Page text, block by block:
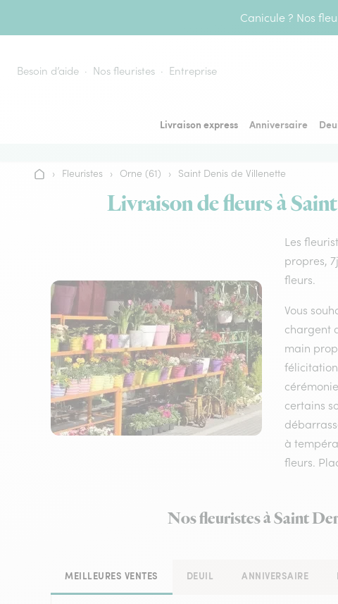
Canicule ? Nos
Besoin d’aide Nos fleuristes Entreprise
Livraison express Anniversaire
Accueil
› Fleuristes › Orne (61) › Saint Denis de Villenette
Livraison de fleurs à
Les
propres,
fleurs.
Vous
chargent
main
certains
à
fleurs.
Nos fleuristes à Saint
MEILLEURES VENTES DEUIL ANNIVERSAIRE